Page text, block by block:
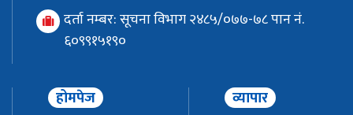
दर्ता नम्बर: सूचना विभाग २४८५/०७७-७८ पान नं.
६०९९१५१९०
होमपेज व्यापार